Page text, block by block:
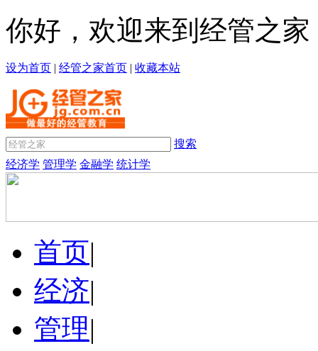
你好，欢迎来到经管之家
设为首页 | 经管之家首页 | 收藏本站
搜索
经济学 管理学 金融学 统计学
首页|
经济|
管理|